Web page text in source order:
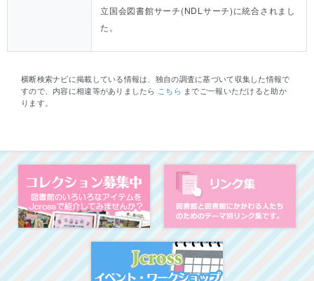
立国会図書館サーチ(NDLサーチ)に統合されまし
た。
横断検索ナビに掲載している情報は、独自の調査に基づいて収集した情報で
すので、内容に相違等がありましたら こちら までご一報いただけると助か
ります。
コレクション募集中
イベント・ワーク